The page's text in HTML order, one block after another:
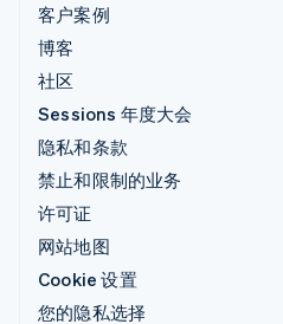
客户案例
博客
社区
Sessions 年度大会
隐私和条款
禁止和限制的业务
许可证
网站地图
Cookie 设置
您的隐私选择